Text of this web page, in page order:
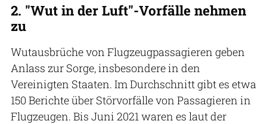
2. "Wut in der Luft"-Vorfälle nehmen
zu
Wutausbrüche von Flugzeugpassagieren geben
Anlass zur Sorge, insbesondere in den
Vereinigten Staaten. Im Durchschnitt gibt es etwa
150 Berichte über Störvorfälle von Passagieren in
Flugzeugen. Bis Juni 2021 waren es laut der